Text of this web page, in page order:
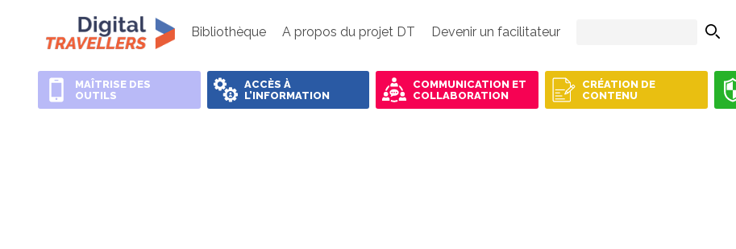
Bibliothèque A propos du projet DT Devenir un facilitateur
MAÎTRISE DES
OUTILS
ACCÈS À
L’INFORMATION
COMMUNICATION ET
COLLABORATION
CRÉATION DE
CONTENU